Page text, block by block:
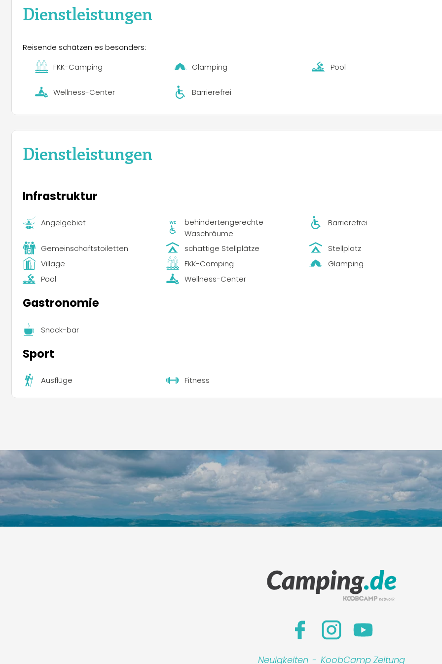
Dienstleistungen
Reisende schätzen es besonders:
FKK-Camping
Glamping Pool
Wellness-Center Barrierefrei
Dienstleistungen
Infrastruktur
Angelgebiet
behindertengerechte
Waschräume
Barrierefrei
Gemeinschaftstoiletten schattige Stellplätze
Stellplatz
Village
FKK-Camping
Glamping
Pool
Wellness-Center
Gastronomie
Snack-bar
Sport
Ausflüge Fitness
Neuigkeiten - KoobCamp Zeitung